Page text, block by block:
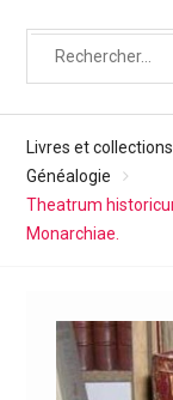
Livres et collections
Généalogie
Theatrum
Monarchiae.